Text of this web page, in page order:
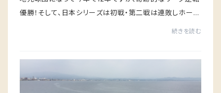
優勝！そして、日本シリーズは初戦・第二戦は連敗しホーム
続きを読む